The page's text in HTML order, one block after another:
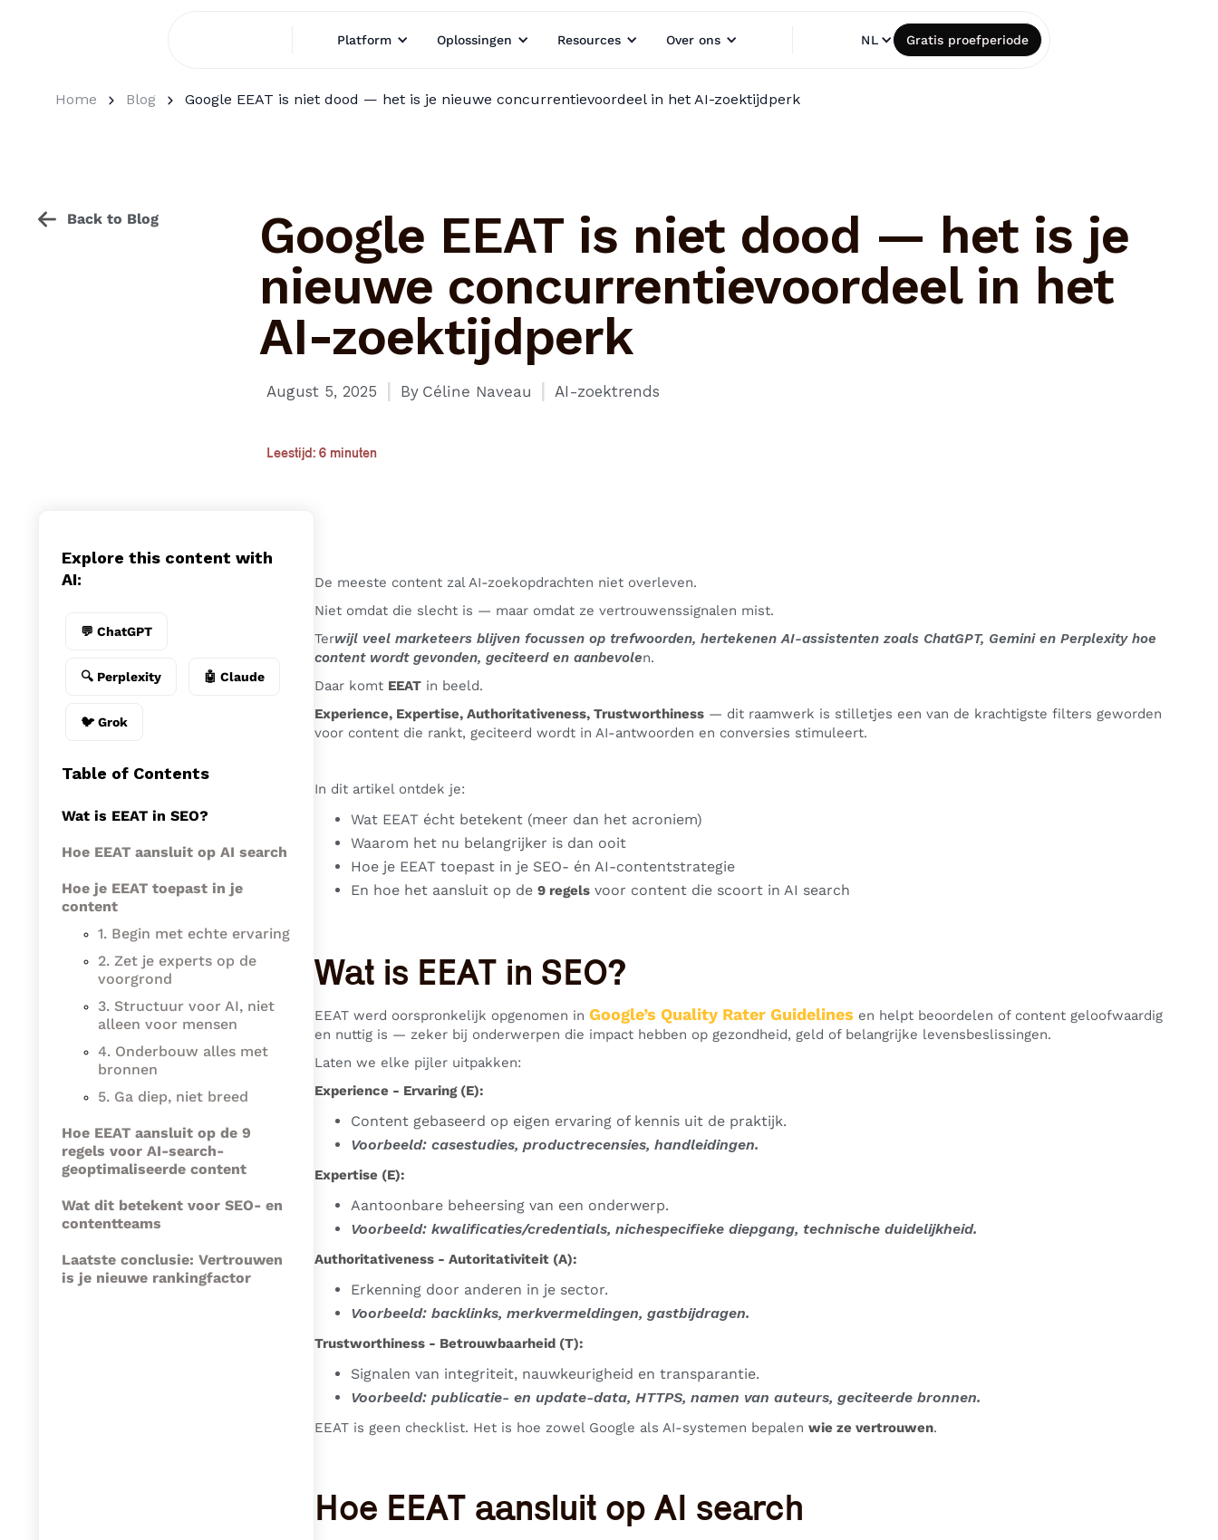
Platform Oplossingen Resources Over ons NL Gratis proefperiode
Home Blog Google EEAT is niet dood — het is je nieuwe concurrentievoordeel in het AI-zoektijdperk
Back to Blog
Google EEAT is niet dood — het is je
nieuwe concurrentievoordeel in het
AI-zoektijdperk
August 5, 2025 I By Céline Naveau I AI-zoektrends
Leestijd: 6 minuten
Explore this content with
AI:
💬 ChatGPT
🔍 Perplexity 🤖 Claude
🐦 Grok
Table of Contents
Wat is EEAT in SEO?
Hoe EEAT aansluit op AI search
Hoe je EEAT toepast in je
content
1. Begin met echte ervaring
2. Zet je experts op de
voorgrond
3. Structuur voor AI, niet
alleen voor mensen
4. Onderbouw alles met
bronnen
5. Ga diep, niet breed
Hoe EEAT aansluit op de 9
regels voor AI-search-
geoptimaliseerde content
Wat dit betekent voor SEO- en
contentteams
Laatste conclusie: Vertrouwen
is je nieuwe rankingfactor
De meeste content zal AI-zoekopdrachten niet overleven.
Niet omdat die slecht is — maar omdat ze vertrouwenssignalen mist.
Terwijl veel marketeers blijven focussen op trefwoorden, hertekenen AI-assistenten zoals ChatGPT, Gemini en Perplexity hoe
content wordt gevonden, geciteerd en aanbevolen.
Daar komt EEAT in beeld.
Experience, Expertise, Authoritativeness, Trustworthiness — dit raamwerk is stilletjes een van de krachtigste filters geworden
voor content die rankt, geciteerd wordt in AI-antwoorden en conversies stimuleert.
In dit artikel ontdek je:
Wat EEAT écht betekent (meer dan het acroniem)
Waarom het nu belangrijker is dan ooit
Hoe je EEAT toepast in je SEO- én AI-contentstrategie
En hoe het aansluit op de9 regels voor content die scoort in AI search
Wat is EEAT in SEO?
EEAT werd oorspronkelijk opgenomen inGoogle’s Quality Rater Guidelines en helpt beoordelen of content geloofwaardig
en nuttig is — zeker bij onderwerpen die impact hebben op gezondheid, geld of belangrijke levensbeslissingen.
Laten we elke pijler uitpakken:
Experience - Ervaring (E):
Content gebaseerd op eigen ervaring of kennis uit de praktijk.
Voorbeeld: casestudies, productrecensies, handleidingen.
Expertise (E):
Aantoonbare beheersing van een onderwerp.
Voorbeeld: kwalificaties/credentials, nichespecifieke diepgang, technische duidelijkheid.
Authoritativeness - Autoritativiteit (A):
Erkenning door anderen in je sector.
Voorbeeld: backlinks, merkvermeldingen, gastbijdragen.
Trustworthiness - Betrouwbaarheid (T):
Signalen van integriteit, nauwkeurigheid en transparantie.
Voorbeeld: publicatie- en update-data, HTTPS, namen van auteurs, geciteerde bronnen.
EEAT is geen checklist. Het is hoe zowel Google als AI-systemen bepalenwie ze vertrouwen.
Hoe EEAT aansluit op AI search